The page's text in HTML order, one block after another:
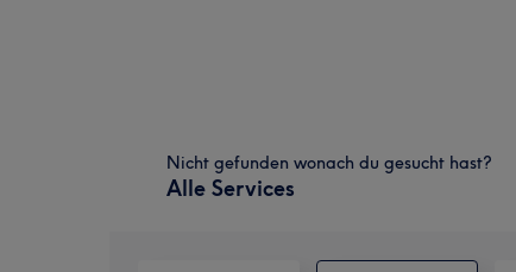
Nicht gefunden wonach du gesucht hast?
Alle Services